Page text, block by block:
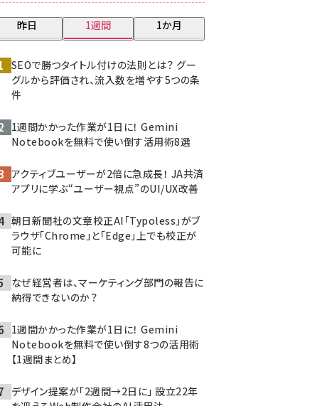
昨日 1週間 1か月
SEOで勝つタイトル付けの法則とは？ グー
グルから評価され、流入数を増やす5つの条
件
1週間かかった作業が1日に！ Gemini
Notebookを無料で使い倒す活用術8選
アクティブユーザーが2倍に急成長！ JA共済
アプリに学ぶ“ユーザー視点”のUI/UX改善
朝日新聞社の文章校正AI「Typoless」がブ
ラウザ「Chrome」と「Edge」上でも校正が
可能に
なぜ経営者は、マーケティング部門の報告に
納得できないのか？
1週間かかった作業が1日に！ Gemini
Notebookを無料で使い倒す8つの活用術
【1週間まとめ】
デザイン提案が「2週間→2日に」 設立22年